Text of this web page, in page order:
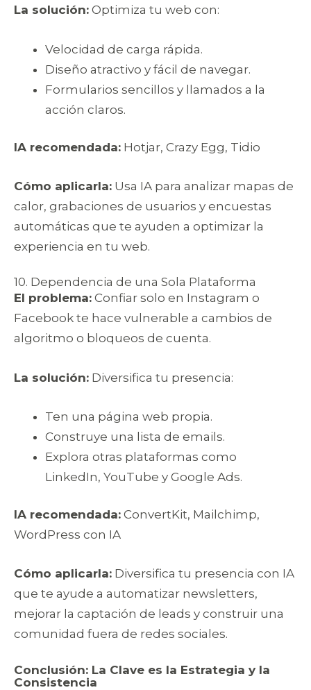
La solución: Optimiza tu web con:
Velocidad de carga rápida.
Diseño atractivo y fácil de navegar.
Formularios sencillos y llamados a la
acción claros.
IA recomendada: Hotjar, Crazy Egg, Tidio
Cómo aplicarla: Usa IA para analizar mapas de
calor, grabaciones de usuarios y encuestas
automáticas que te ayuden a optimizar la
experiencia en tu web.
10. Dependencia de una Sola Plataforma
El problema: Confiar solo en Instagram o
Facebook te hace vulnerable a cambios de
algoritmo o bloqueos de cuenta.
La solución: Diversifica tu presencia:
Ten una página web propia.
Construye una lista de emails.
Explora otras plataformas como
LinkedIn, YouTube y Google Ads.
IA recomendada: ConvertKit, Mailchimp,
WordPress con IA
Cómo aplicarla: Diversifica tu presencia con IA
que te ayude a automatizar newsletters,
mejorar la captación de leads y construir una
comunidad fuera de redes sociales.
Conclusión: La Clave es la Estrategia y la
Consistencia